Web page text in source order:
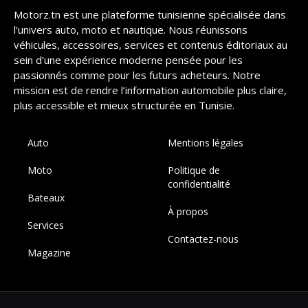
Motorz.tn est une plateforme tunisienne spécialisée dans
l’univers auto, moto et nautique. Nous réunissons
véhicules, accessoires, services et contenus éditoriaux au
sein d’une expérience moderne pensée pour les
passionnés comme pour les futurs acheteurs. Notre
mission est de rendre l’information automobile plus claire,
plus accessible et mieux structurée en Tunisie.
Auto
Moto
Bateaux
Services
Magazine
Mentions légales
Politique de
confidentialité
À propos
Contactez-nous